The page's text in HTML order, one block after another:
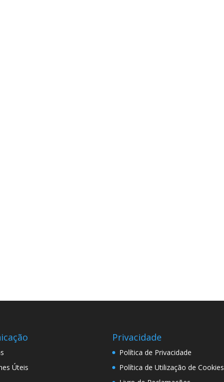
Úteis
Privacidade
Política de Privacidade
Política de Utilização de Cookies